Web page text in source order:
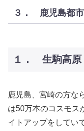
３． 鹿児島都
１． 生駒高原
鹿児島、宮崎の方な
は50万本のコスモス
イトアップをしてい